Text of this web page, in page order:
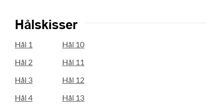
Hålskisser
Hål 1
Hål 10
Hål 2
Hål 11
Hål 3
Hål 12
Hål 4
Hål 13